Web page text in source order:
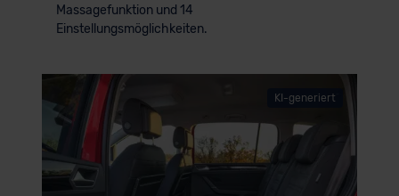
Massagefunktion und 14
Einstellungsmöglichkeiten.
KI-generiert